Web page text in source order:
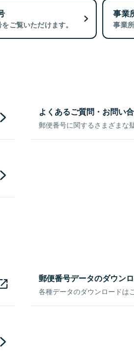
ご覧いただけます。
事業
事業
よくあるご質問・お問い
郵便番号に関するさまざまな
郵便番号データのダウン
各種データのダウンロードは